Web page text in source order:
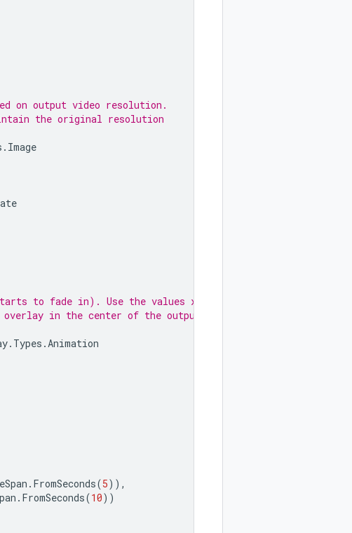
on output video resolution.
the original resolution
. Image
to fade in). Use the values x: 0.5
in the center of the output
. Types .Animation
. FromSeconds(5)),
. FromSeconds(10))